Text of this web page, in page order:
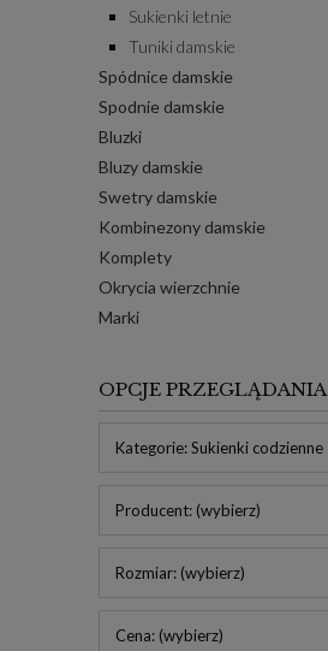
Sukienki letnie
Tuniki damskie
Spódnice damskie
Spodnie damskie
Bluzki
Bluzy damskie
Swetry damskie
Kombinezony damskie
Komplety
Okrycia wierzchnie
Marki
OPCJE PRZEGLĄDANIA
Kategorie: Sukienki codzienne
Producent: (wybierz)
Rozmiar: (wybierz)
Cena: (wybierz)